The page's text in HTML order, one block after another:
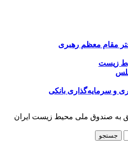
مقام معظم رهبری
زیست
و سرمایه‌گذاری بانکی
به صندوق ملی محیط زیست ایران
جستجو